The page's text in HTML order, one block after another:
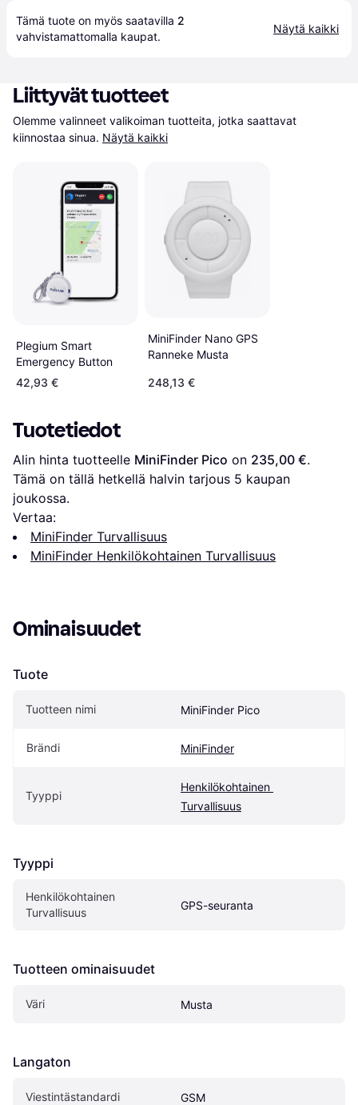
Tämä tuote on myös saatavilla 2
vahvistamattomalla kaupat.
Näytä kaikki
Liittyvät tuotteet
Olemme valinneet valikoiman tuotteita, jotka saattavat
kiinnostaa sinua. Näytä kaikki
Plegium Smart
Emergency Button
42,93 €
MiniFinder Nano GPS
Ranneke Musta
248,13 €
Tuotetiedot
Alin hinta tuotteelle MiniFinder Pico on 235,00 €.
Tämä on tällä hetkellä halvin tarjous 5 kaupan
joukossa.
Vertaa:
MiniFinder Turvallisuus
MiniFinder Henkilökohtainen Turvallisuus
Ominaisuudet
Tuote
Tuotteen nimi MiniFinder Pico
Brändi MiniFinder
Tyyppi
Henkilökohtainen
Turvallisuus
Tyyppi
Henkilökohtainen
Turvallisuus
GPS-seuranta
Tuotteen ominaisuudet
Väri Musta
Langaton
Viestintästandardi GSM